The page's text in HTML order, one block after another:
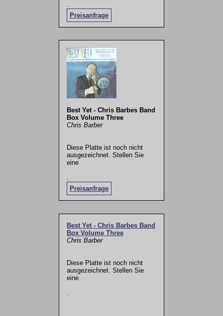
Preisanfrage
.
Best Yet - Chris Barbes Band
Box Volume Three
Chris Barber
Diese Platte ist noch nicht
ausgezeichnet. Stellen Sie
eine
Preisanfrage
Best Yet - Chris Barbes Band
Box Volume Three
Chris Barber
Diese Platte ist noch nicht
ausgezeichnet. Stellen Sie
eine